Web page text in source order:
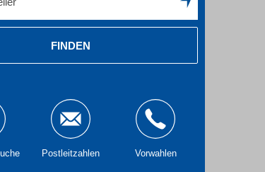
FINDEN
Postleitzahlen Vorwahlen